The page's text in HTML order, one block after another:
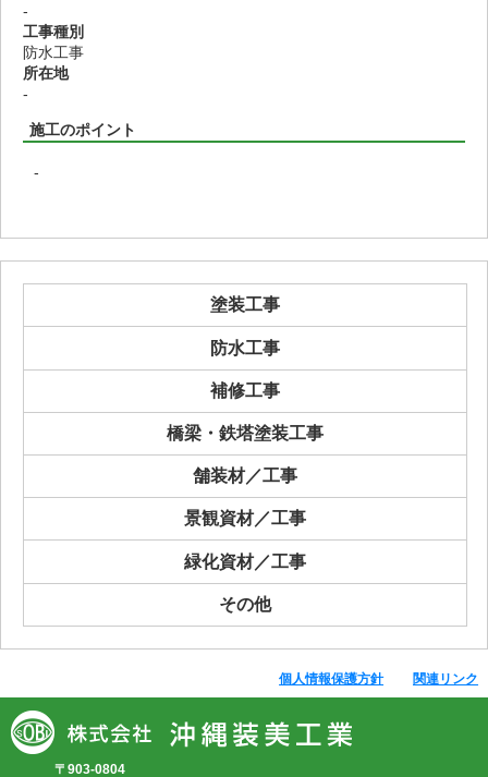
-
工事種別
防水工事
所在地
-
施工のポイント
-
塗装工事
防水工事
補修工事
橋梁・鉄塔塗装工事
舗装材／工事
景観資材／工事
緑化資材／工事
その他
個人情報保護方針 関連リンク
〒903-0804